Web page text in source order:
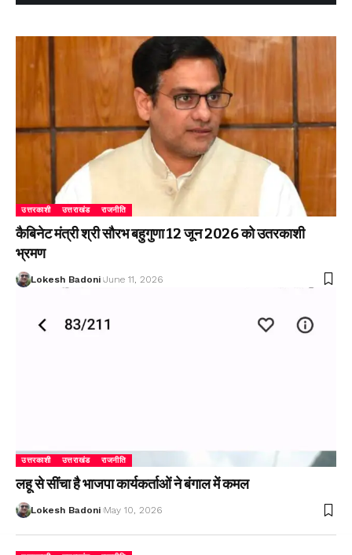
उत्तरकाशी उत्तराखंड राजनीति
कैबिनेट मंत्री श्री सौरभ बहुगुणा 12 जून 2026 को उतरकाशी
भ्रमण
Lokesh Badoni June 11, 2026
उत्तरकाशी उत्तराखंड राजनीति
लहू से सींचा है भाजपा कार्यकर्ताओं ने बंगाल में कमल
Lokesh Badoni May 10, 2026